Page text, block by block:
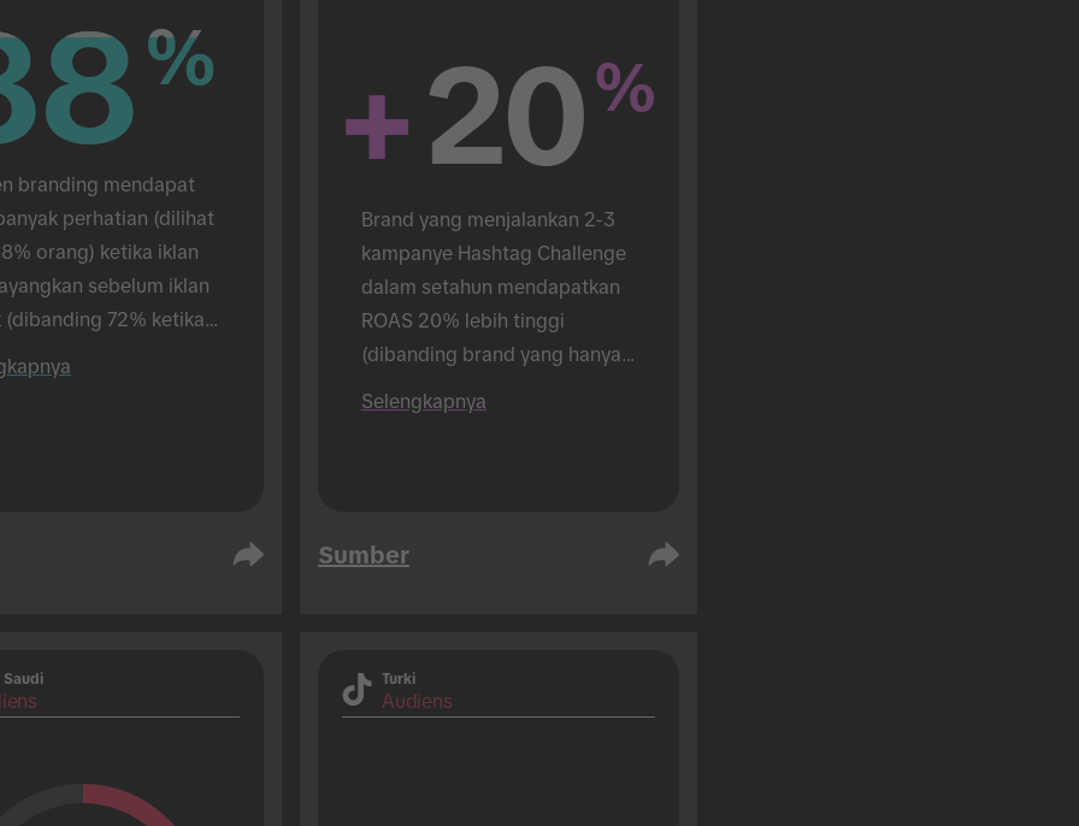
%
%
branding mendapat
perhatian (dilihat
orang) ketika iklan
sebelum iklan
(dibanding 72% ketika
+20%
Brand yang menjalankan 2-3
kampanye Hashtag Challenge
dalam setahun mendapatkan
ROAS 20% lebih tinggi
(dibanding brand yang hanya
Selengkapnya
Sumber
Saudi Turki
Audiens